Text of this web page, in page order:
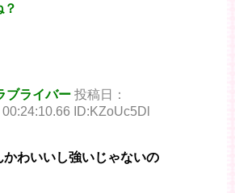
ブライバー 投稿日：
ID:KZoUc5Dl
かわいいし強いじゃないの